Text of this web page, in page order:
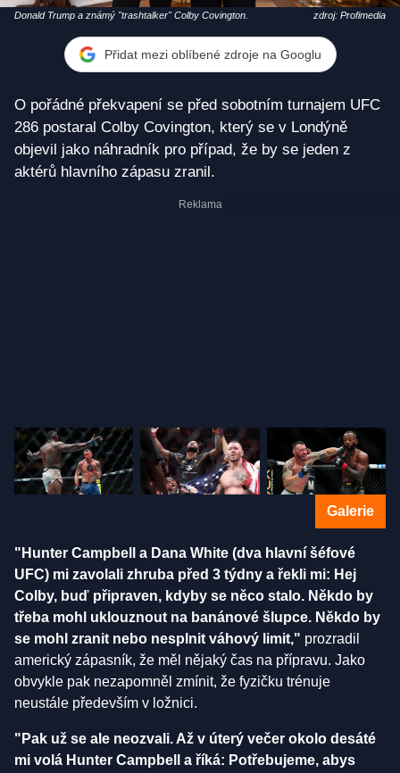
Donald Trump a známý "trashtalker" Colby Covington. zdroj: Profimedia
Přidat mezi oblíbené zdroje na Googlu
O pořádné překvapení se před sobotním turnajem UFC
286 postaral Colby Covington, který se v Londýně
objevil jako náhradník pro případ, že by se jeden z
aktérů hlavního zápasu zranil.
Galerie
"Hunter Campbell a Dana White (dva hlavní šéfové
UFC) mi zavolali zhruba před 3 týdny a řekli mi: Hej
Colby, buď připraven, kdyby se něco stalo. Někdo by
třeba mohl uklouznout na banánové šlupce. Někdo by
se mohl zranit nebo nesplnit váhový limit," prozradil
americký zápasník, že měl nějaký čas na přípravu. Jako
obvykle pak nezapomněl zmínit, že fyzičku trénuje
neustále především v ložnici.
"Pak už se ale neozvali. Až v úterý večer okolo desáté
mi volá Hunter Campbell a říká: Potřebujeme, abys